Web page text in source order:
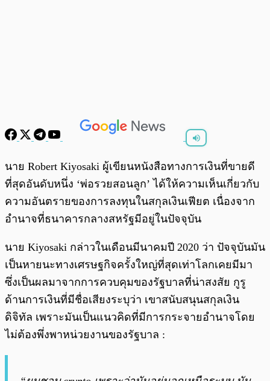
0:00 /
นาย Robert Kiyosaki ผู้เขียนหนังสือทางการเงินที่ขายดี
ที่สุดอันดับหนึ่ง ‘พ่อรวยสอนลูก’ ได้ให้ความเห็นเกี่ยวกับ
ความอันตรายของการลงทุนในสกุลเงินเฟียต เนื่องจาก
อำนาจที่ธนาคารกลางสหรัฐมีอยู่ในปัจจุบัน
นาย Kiyosaki กล่าวในเดือนมีนาคมปี 2020 ว่า ปัจจุบันมัน
เป็นหายนะทางเศรษฐกิจครั้งใหญ่ที่สุดเท่าโลกเคยมีมา
ซึ่งเป็นผลมาจากการควบคุมของรัฐบาลที่น่าสงสัย กูรู
ด้านการเงินที่มีชื่อเสียงระบุว่า เขาสนับสนุนสกุลเงิน
ดิจิทัล เพราะมันเป็นแนวคิดที่มีการกระจายอำนาจโดย
ไม่ต้องพึ่งพาหน่วยงานของรัฐบาล :